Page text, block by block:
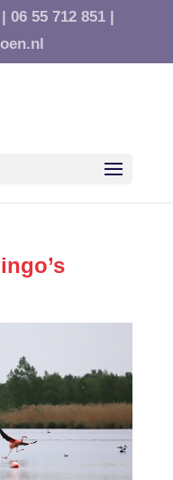
06 55 712 851 |